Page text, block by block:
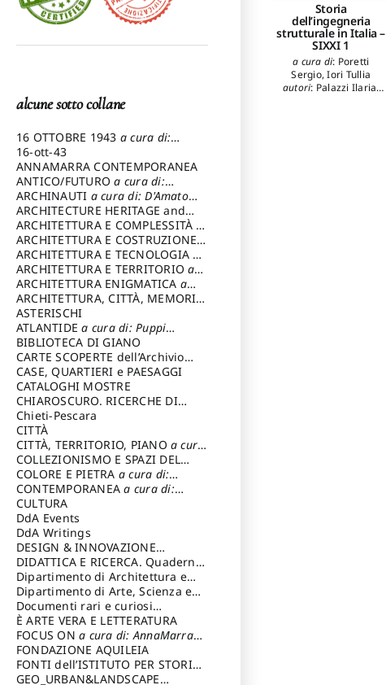
Storia
dell’ingegneria
strutturale in Italia –
SIXXI 1
a cura di: Poretti
Sergio,Iori Tullia
autori: Palazzi Ilaria,
alcune sotto collane
16 OTTOBRE 1943 a cura di:
Pezzetti Marcello
16-ott-43
ANNAMARRA CONTEMPORANEA
ANTICO/FUTUROa cura di:
Varagnoli Claudio
ARCHINAUTI a cura di: D'Amato
Claudio
ARCHITECTURE HERITAGE and
DESIGN
ARCHITETTURA E COMPLESSITÀ a
cura di: Piva Antonio
ARCHITETTURA E COSTRUZIONEa
cura di: Poretti Sergio
ARCHITETTURA E TECNOLOGIA a
cura di: Carrara Gianfranco
ARCHITETTURA E TERRITORIOa
cura di: Pietrogrande Enrico
ARCHITETTURA ENIGMATICA a
cura di: Lenci Ruggero
ARCHITETTURA, CITTÀ, MEMORIA
a cura di: Valeriani Enrico
ASTERISCHI
ATLANTIDEa cura di: Puppi
Lionello
BIBLIOTECA DI GIANO
CARTE SCOPERTE dell’Archivio
Storico Capitolino
CASE, QUARTIERI e PAESAGGI
CATALOGHI MOSTRE
CHIAROSCURO. RICERCHE DI
STORIA E STORIA DELL'ARTE
cura di: Di Carpegna Falconieri
Tommaso
Chieti-Pescara
CITTÀ
CITTÀ, TERRITORIO, PIANO a cura
di: Imbesi Giuseppe
COLLEZIONISMO E SPAZI DEL
COLLEZIONISMO a cura di:
Magnani Lauro
COLORE E PIETRA a cura di:
Selvaggi Giuseppe
CONTEMPORANEAa cura di:
Gubinelli Luna
CULTURA
DdA Events
DdA Writings
DESIGN & INNOVAZIONE
TECNOLOGICAa cura di: Vallicelli
Andrea
DIDATTICA E RICERCA. Quaderni
della Scuola
Dipartimento di Architettura e
Analisi della Città Mediterranea
Dipartimento di Arte, Scienza e
Tecnica del Costuire
Documenti rari e curiosi
dall'Archivio Segreto
È ARTE VERA E LETTERATURA
FOCUS ONa cura di: AnnaMarra
Contemporanea
FONDAZIONE AQUILEIA
FONTI dell’ISTITUTO PER STORIA
DEL RISORGIMENTO
GEO_URBAN&LANDSCAPE